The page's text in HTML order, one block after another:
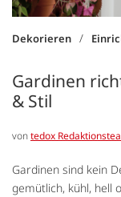
Dekorieren /
Gardinen
& Stil
vontedox
Gardinen sind kein
gemütlich, kühl, hell